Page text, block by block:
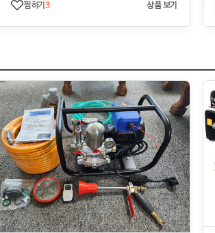
찜하기 3 상품 보기